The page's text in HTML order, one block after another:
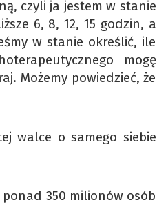
czyli ja jestem w stanie
6, 8, 12, 15 godzin, a
w stanie określić, ile
mogę
Możemy powiedzieć, że
walce o samego siebie
350 milionów osób